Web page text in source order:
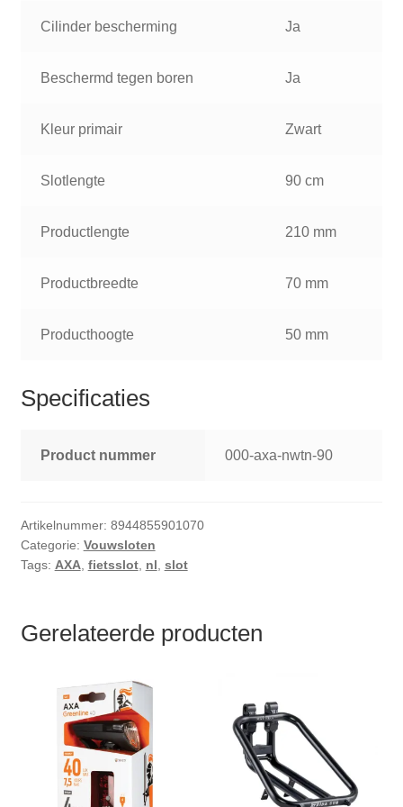
Cilinder bescherming Ja
Beschermd tegen boren Ja
Kleur primair Zwart
Slotlengte 90 cm
Productlengte 210 mm
Productbreedte 70 mm
Producthoogte 50 mm
Specificaties
Product nummer 000-axa-nwtn-90
Artikelnummer: 8944855901070
Categorie: Vouwsloten
Tags: AXA, fietsslot, nl slot
Gerelateerde producten